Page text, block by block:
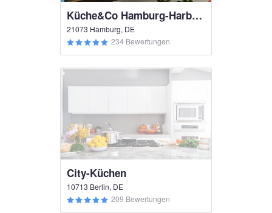
Küche&Co Hamburg-Harburg
21073 Hamburg, DE
234 Bewertungen
City-Küchen
10713 Berlin, DE
209 Bewertungen